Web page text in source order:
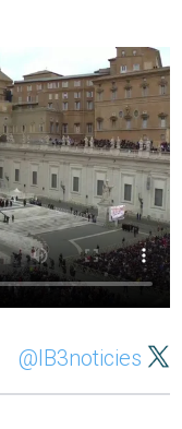
@IB3noticies